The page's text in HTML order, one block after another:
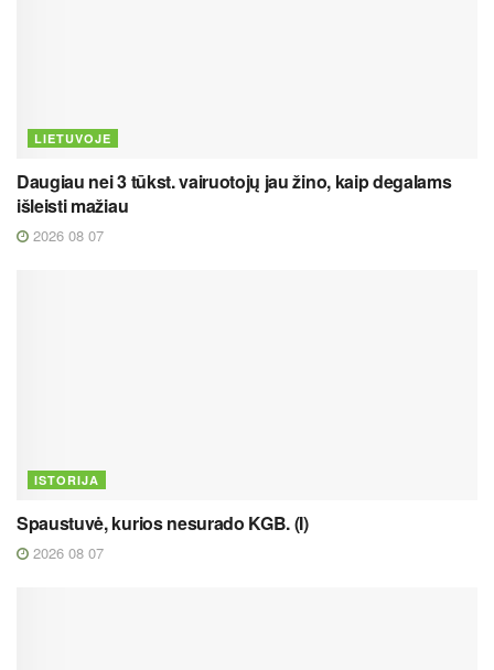
LIETUVOJE
Daugiau nei 3 tūkst. vairuotojų jau žino, kaip degalams
išleisti mažiau
2026 08 07
ISTORIJA
Spaustuvė, kurios nesurado KGB. (I)
2026 08 07